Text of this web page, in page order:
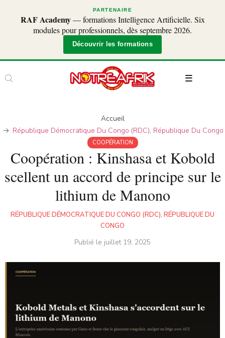
PARTENAIRE
RAF Academy— formations Intelligence Artificielle. Six
modules pour professionnels, dès septembre 2026.
Découvrir les formations
Accueil
République Démocratique Du Congo (RDC), République Du Congo
COOPÉRATION
Coopération : Kinshasa et Kobold
scellent un accord de principe sur le
lithium de Manono
RÉPUBLIQUE DÉMOCRATIQUE DU CONGO (RDC), RÉPUBLIQUE DU
CONGO
Publié le juillet 19, 2025